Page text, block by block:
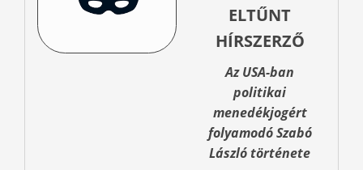
ELTŰNT
HÍRSZERZŐ
Az USA-ban
politikai
menedékjogért
folyamodó Szabó
László története